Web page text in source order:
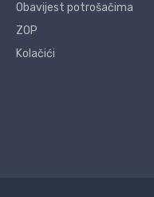
Obavijest potrošačima
ZOP
Kolačići